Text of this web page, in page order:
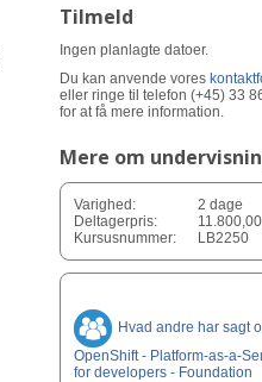
Tilmeld
Ingen planlagte datoer.
Du kan anvende vores
eller ringe til telefon (+45) 33
for at få mere information.
Mere om
Varighed:
2 dage
Deltagerpris:
Kursusnummer:
LB2250
Hvad andre har sagt
OpenShift - Platform-as-a-
for developers - Foundation